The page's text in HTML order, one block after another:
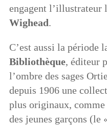
engagent l’illustrateur
Wighead.
C’est aussi la période
Bibliothèque, éditeur
l’ombre des sages
depuis 1906 une
plus originaux,
des jeunes garçons (le